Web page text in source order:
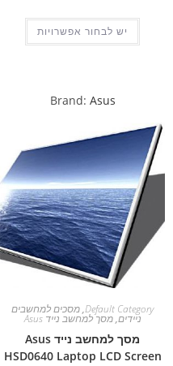
יש לבחור אפשרויות
Brand: Asus
Default Category
,מסכים למחשבים
ניידים,מסך למחשב נייד Asus
מסך למחשב נייד Asus
HSD0640 Laptop LCD Screen